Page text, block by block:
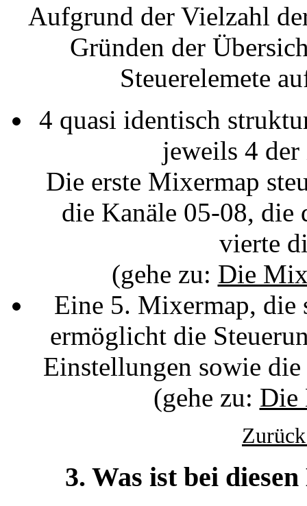
Aufgrund der Vielzahl
Gründen der
Steuerelemete
4 quasi identisch
jeweils 4 der
Die erste Mixermap
die Kanäle 05-08, die
vierte
(gehe zu: Die
Eine 5. Mixermap, die
ermöglicht die
Einstellungen sowie
(gehe zu: Die
3. Was ist bei